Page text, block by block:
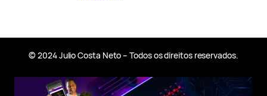
© 2024 Julio Costa Neto – Todos os direitos reservados.